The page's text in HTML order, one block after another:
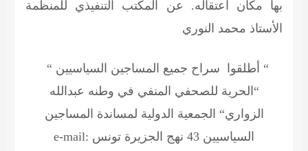
بها مكان اعتقاله. عن المكتب التنفيذي للمنظمة
الأستاذ محمد النوري
“ أطلقوا سراح جميع المساجين السياسيين “
“الحرية للصحفي المنفي في وطنه عبدالله
الزواري“الجمعية الدولية لمساندة المساجين
السياسيين
43 نهج الجزيرة تونس e-mail: